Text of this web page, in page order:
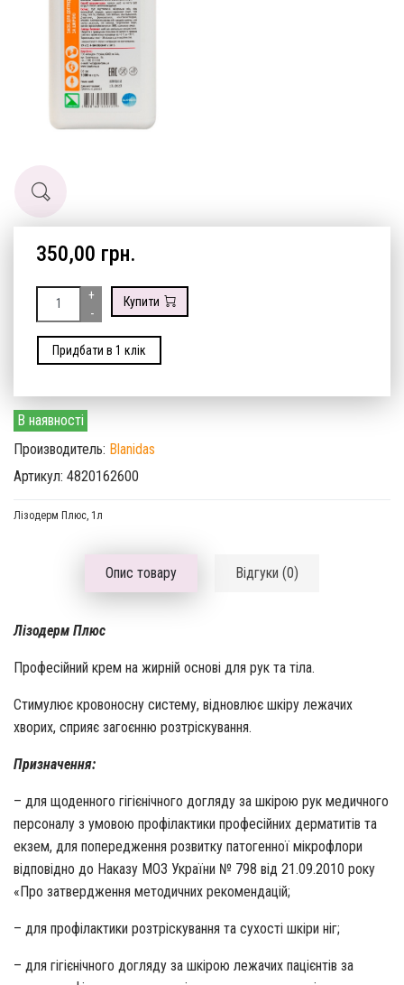
350,00 грн.
+
-
Купити
Придбати в 1 клік
В наявності
Производитель: Blanidas
Артикул: 4820162600
Лізодерм Плюс, 1л
Опис товару Відгуки (0)
Лізодерм Плюс
Професійний крем на жирній основі для рук та тіла.
Стимулює кровоносну систему, відновлює шкіру лежачих
хворих, сприяє загоєнню розтріскування.
Призначення:
– для щоденного гігієнічного догляду за шкірою рук медичного
персоналу з умовою профілактики професійних дерматитів та
екзем, для попередження розвитку патогенної мікрофлори
відповідно до Наказу МОЗ України № 798 від 21.09.2010 року
«Про затвердження методичних рекомендацій;
– для профілактики розтріскування та сухості шкіри ніг;
– для гігієнічного догляду за шкірою лежачих пацієнтів за